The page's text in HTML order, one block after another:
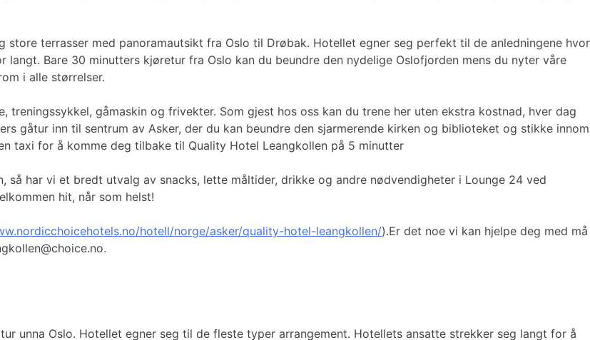
terrasser med panoramautsikt fra Oslo til Drøbak. Hotellet egner seg perfekt til de anledningene hvor
Bare 30 minutters kjøretur fra Oslo kan du beundre den nydelige Oslofjorden mens du nyter våre
i alle størrelser.
gåmaskin og frivekter. Som gjest hos oss kan du trene her uten ekstra kostnad, hver dag
gåtur inn til sentrum av Asker, der du kan beundre den sjarmerende kirken og biblioteket og stikke innom
taxi for å komme deg tilbake til Quality Hotel Leangkollen på 5 minutter
har vi et bredt utvalg av snacks, lette måltider, drikke og andre nødvendigheter i Lounge 24 ved
hit, når som helst!
hotell/norge/asker/quality-hotel-leangkollen/).Er det noe vi kan hjelpe deg med må
unna Oslo. Hotellet egner seg til de fleste typer arrangement. Hotellets ansatte strekker seg langt for å